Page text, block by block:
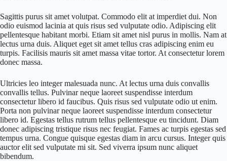
Sagittis purus sit amet volutpat. Commodo elit at imperdiet dui. Non
odio euismod lacinia at quis risus sed vulputate odio. Adipiscing elit
pellentesque habitant morbi. Etiam sit amet nisl purus in mollis. Nam at
lectus urna duis. Aliquet eget sit amet tellus cras adipiscing enim eu
turpis. Facilisis mauris sit amet massa vitae tortor. At consectetur lorem
donec massa.
Ultricies leo integer malesuada nunc. At lectus urna duis convallis
convallis tellus. Pulvinar neque laoreet suspendisse interdum
consectetur libero id faucibus. Quis risus sed vulputate odio ut enim.
Porta non pulvinar neque laoreet suspendisse interdum consectetur
libero id. Egestas tellus rutrum tellus pellentesque eu tincidunt. Diam
donec adipiscing tristique risus nec feugiat. Fames ac turpis egestas sed
tempus urna. Congue quisque egestas diam in arcu cursus. Integer quis
auctor elit sed vulputate mi sit. Sed viverra ipsum nunc aliquet
bibendum.